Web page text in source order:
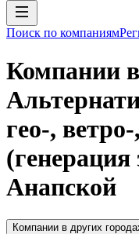
Поиск по компаниям
Компании
гео-,
(генерация
Анапской
Компании в других